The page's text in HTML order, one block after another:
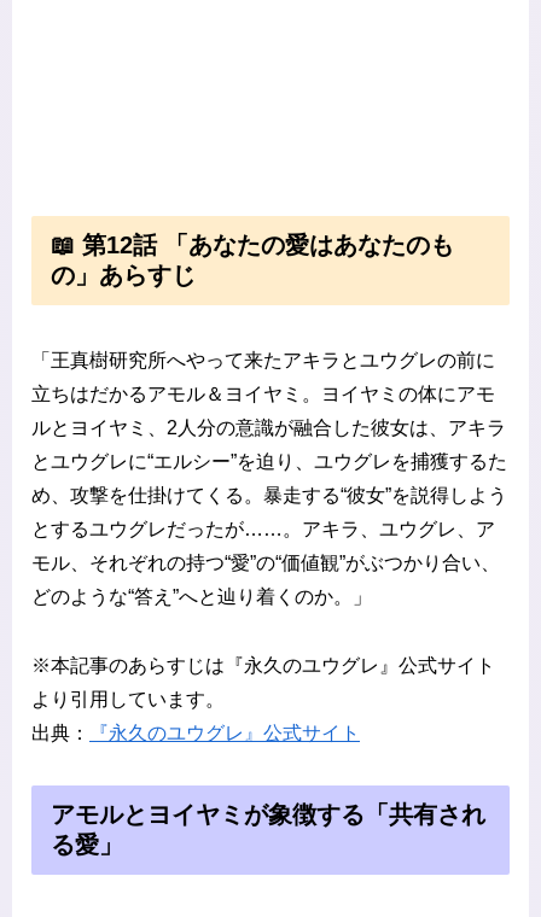
📖 第12話 「あなたの愛はあなたのも
の」あらすじ
「王真樹研究所へやって来たアキラとユウグレの前に
立ちはだかるアモル＆ヨイヤミ。ヨイヤミの体にアモ
ルとヨイヤミ、2人分の意識が融合した彼女は、アキラ
とユウグレに“エルシー”を迫り、ユウグレを捕獲するた
め、攻撃を仕掛けてくる。暴走する“彼女”を説得しよう
とするユウグレだったが……。アキラ、ユウグレ、ア
モル、それぞれの持つ“愛”の“価値観”がぶつかり合い、
どのような“答え”へと辿り着くのか。」
※本記事のあらすじは『永久のユウグレ』公式サイト
より引用しています。
出典：
『永久のユウグレ』公式サイト
アモルとヨイヤミが象徴する「共有され
る愛」